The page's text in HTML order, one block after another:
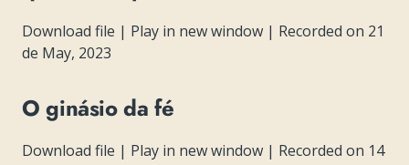
Download file | Play in new window | Recorded on 21
de May, 2023
O ginásio da fé
Download file | Play in new window | Recorded on 14